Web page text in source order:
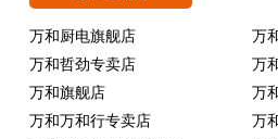
万和厨电旗舰店
万
万和哲劲专卖店
万
万和旗舰店
万
万和万和行专卖店
万